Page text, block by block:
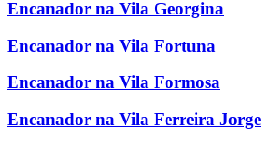
Encanador na Vila Georgina
Encanador na Vila Fortuna
Encanador na Vila Formosa
Encanador na Vila Ferreira Jorge